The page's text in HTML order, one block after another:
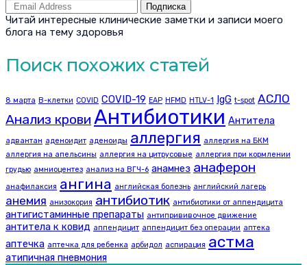
Подписка
Читай интересные клинические заметки и записи моего
блога на тему здоровья
Поиск похожих статей
8 марта B-клетки COVID COVID-19 EAP HFMD HTLV-1 IgG t-spot АСЛО
Анализ крови Антибиотики Антитела
адвантан аденоидит аденоиды аллергия аллергия на БКМ
аллергия на апельсины аллергия на цитрусовые аллергия при кормлении
грудью амниоцентез анализ на ВГЧ-6 анамнез анаферон
анафилаксия ангина английская болезнь английский лагерь
анемия анизокория антибиотик антибиотики от аппендицита
антигистаминные препараты антипрививочное движение
антитела к ковид аппендицит аппендицит без операции аптека
аптечка аптечка для ребенка арбидол аспирация астма
атипичная пневмония